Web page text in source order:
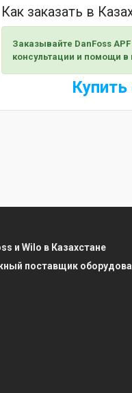
Как заказать в
Заказывайте DanFoss
консультации и помощи в
и Wilo в Казахстане
поставщик